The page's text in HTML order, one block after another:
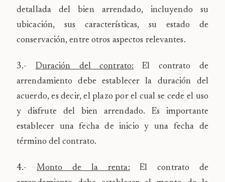
detallada del bien arrendado, incluyendo su
ubicación, sus características, su estado de
conservación, entre otros aspectos relevantes.
3.- Duración del contrato: El contrato de
arrendamiento debe establecer la duración del
acuerdo, es decir, el plazo por el cual se cede el uso
y disfrute del bien arrendado. Es importante
establecer una fecha de inicio y una fecha de
término del contrato.
4.- Monto de la renta: El contrato de